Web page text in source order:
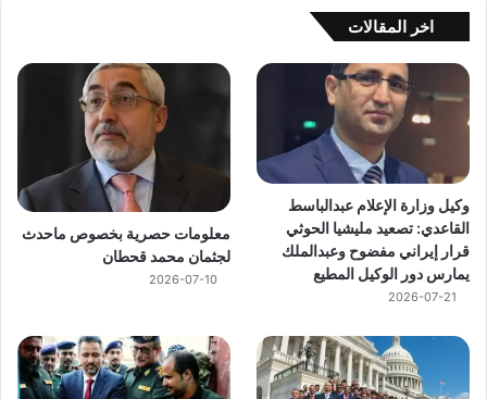
اخر المقالات
وكيل وزارة الإعلام عبدالباسط
القاعدي: تصعيد مليشيا الحوثي
قرار إيراني مفضوح وعبدالملك
يمارس دور الوكيل المطيع
2026-07-21
معلومات حصرية بخصوص ماحدث
لجثمان محمد قحطان
2026-07-10